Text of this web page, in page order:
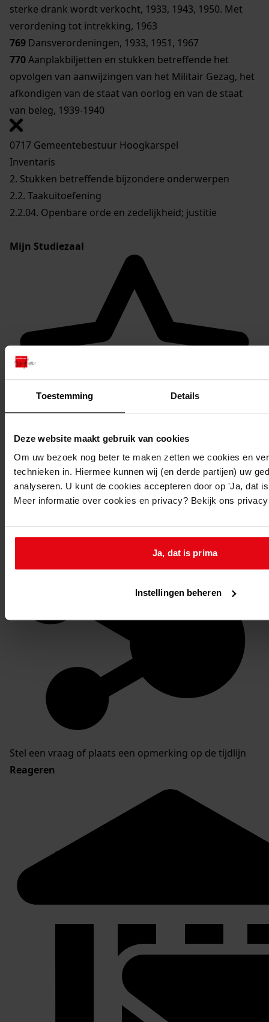
Toestemming Details
Deze website maakt gebruik van cookies
Om uw bezoek nog beter te maken zetten we cookies en
technieken in. Hiermee kunnen wij (en derde partijen) uw
analyseren. U kunt de cookies accepteren door op 'Ja, dat
Meer informatie over cookies en privacy? Bekijk ons
Ja, dat is prima
Instellingen beheren
sterke drank wordt verkocht, 1933, 1943, 1950. Met
verordening tot intrekking, 1963
769 Dansverordeningen, 1933, 1951, 1967
770Aanplakbiljetten en stukken betreffende het
opvolgen van aanwijzingen van het Militair Gezag, het
afkondigen van de staat van oorlog en van de staat
van beleg, 1939-1940
0717 Gemeentebestuur Hoogkarspel
Inventaris
2. Stukken betreffende bijzondere onderwerpen
2.2. Taakuitoefening
2.2.04. Openbare orde en zedelijkheid; justitie
Mijn Studiezaal
Favoriet of een notitie maken
Stel een vraag of plaats een opmerking op de tijdlijn
Reageren